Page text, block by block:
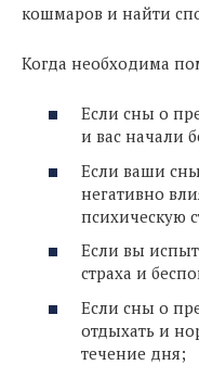
кошмаров и найти
Когда необходима
Если сны о
и вас начали
Если ваши
негативно
психическую
Если вы
страха и
Если сны о
отдыхать и
течение дня;